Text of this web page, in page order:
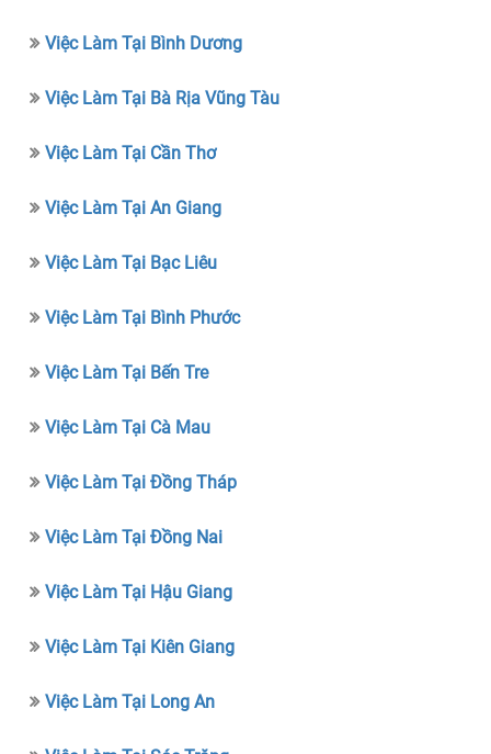
Việc Làm Tại Bình Dương
Việc Làm Tại Bà Rịa Vũng Tàu
Việc Làm Tại Cần Thơ
Việc Làm Tại An Giang
Việc Làm Tại Bạc Liêu
Việc Làm Tại Bình Phước
Việc Làm Tại Bến Tre
Việc Làm Tại Cà Mau
Việc Làm Tại Đồng Tháp
Việc Làm Tại Đồng Nai
Việc Làm Tại Hậu Giang
Việc Làm Tại Kiên Giang
Việc Làm Tại Long An